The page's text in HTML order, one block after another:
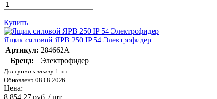
+
Купить
Ящик силовой ЯРВ 250 IP 54 Электрофидер
Артикул: 284662А
Бренд:
Электрофидер
Доступно к заказу 1 шт.
Обновлено 08.08.2026
Цена:
8 854.27 руб. / шт.